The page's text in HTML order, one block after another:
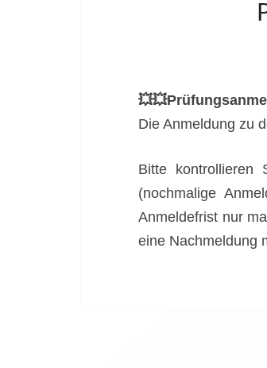
Die Anmeldung zu
Bitte kontrollieren
(nochmalige
Anmeldefrist nur
eine Nachmeldung